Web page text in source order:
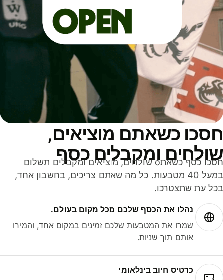
כשאתם מוציאים,
ומקבלים כסף
חסכו כסף כשאתo שולחים, מוציאים ומקבלים תשלום
במעל 40 מטבעות. כל מה שאתם צריכים, בחשבון אחד,
עת שתצטרכו.
נהלו את הכסף שלכם מכל מקום בעולם.
שמרו את המטבעות שלכם זמינים במקום אחד, והמירו
אותם תוך שניות.
כרטיס חיוב בינלאומי